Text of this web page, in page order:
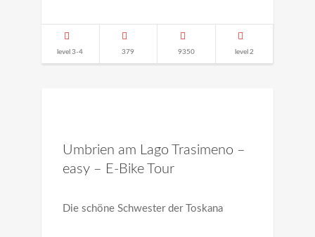
level 3-4 379 9350 level 2
Umbrien am Lago Trasimeno –
easy – E-Bike Tour
Die schöne Schwester der Toskana